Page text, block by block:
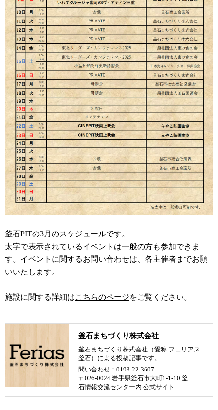
釜石PITの3月のスケジュールです。
太字で表示されているイベントは一般の方も参加できま
す。イベントに関するお問い合わせは、各主催者までお願
いいたします。
施設に関する詳細はこちらのページをご覧ください。
釜石まちづくり株式会社
釜石まちづくり株式会社（愛称 フェリアス
釜石）による投稿記事です。
問い合わせ：0193-22-3607
〒026-0024 岩手県釜石市大町1-1-10 釜
石情報交流センター内 公式サイト